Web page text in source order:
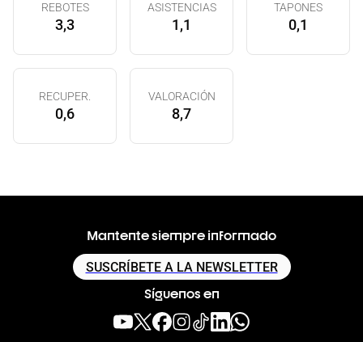
REBOTES
3,3
ASISTENCIAS
1,1
TAPONES
0,1
RECUPER.
0,6
VALORACIÓN
8,7
Mantente siempre informado
SUSCRÍBETE A LA NEWSLETTER
Síguenos en